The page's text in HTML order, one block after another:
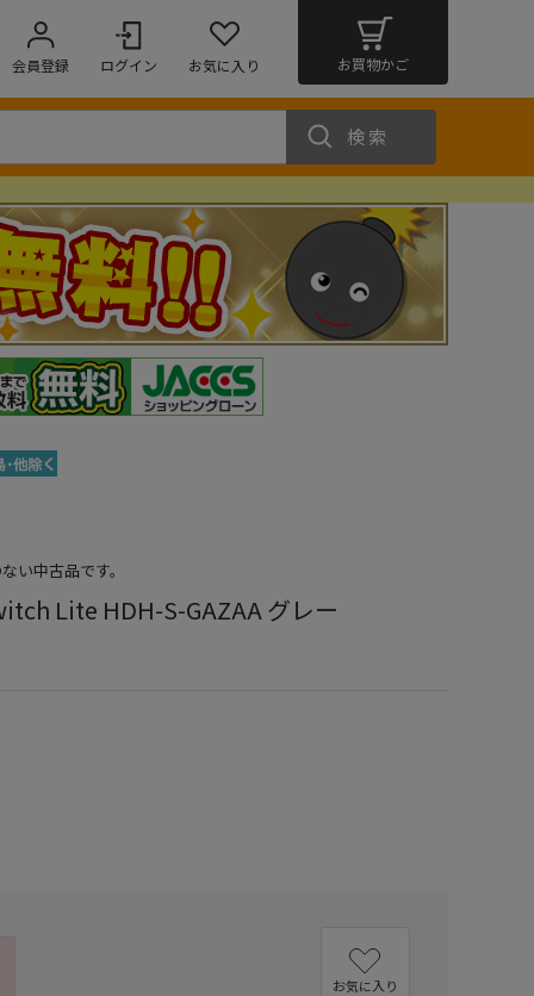
会員登録 ログイン お気に入り お買物かご
検索
い中古品です。
Lite HDH-S-GAZAA グレー
お気に入り